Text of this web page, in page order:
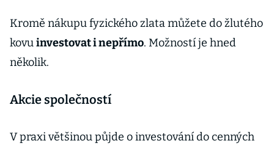
Kromě nákupu fyzického zlata můžete do žlutého
kovuinvestovat i nepřímo. Možností je hned
několik.
Akcie společností
V praxi většinou půjde o investování do cenných